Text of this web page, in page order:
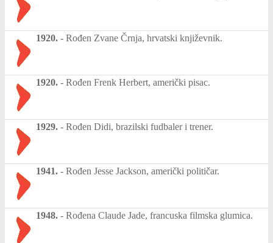
1920. - Rođen Zvane Črnja, hrvatski književnik.
1920. - Rođen Frenk Herbert, američki pisac.
1929. - Rođen Didi, brazilski fudbaler i trener.
1941. - Rođen Jesse Jackson, američki političar.
1948. - Rođena Claude Jade, francuska filmska glumica.